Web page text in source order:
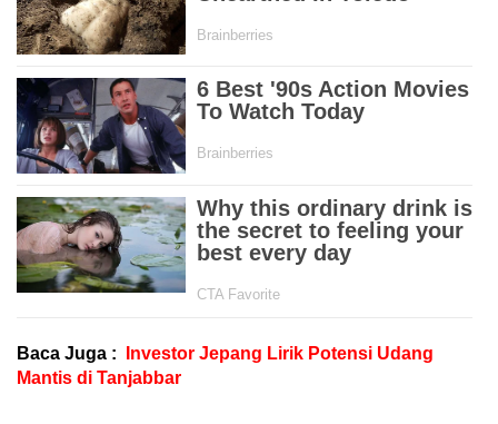
Baca Juga :
Investor Jepang Lirik Potensi Udang
Mantis di Tanjabbar